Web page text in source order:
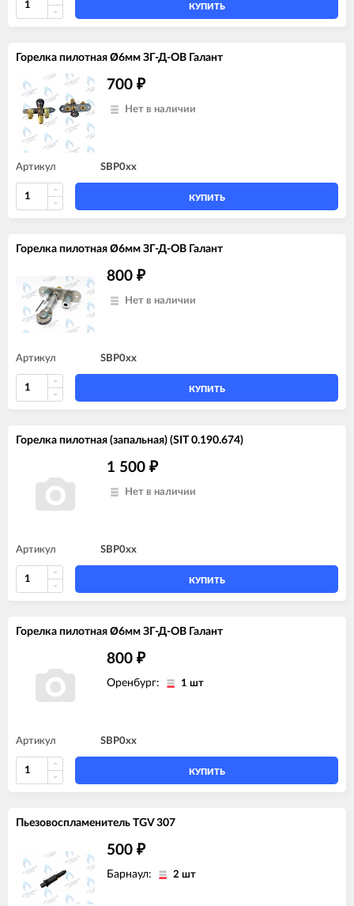
КУПИТЬ
Горелка пилотная Ø6мм ЗГ-Д-ОВ Галант
700 ₽
Нет в наличии
Артикул SBP0xx
КУПИТЬ
Горелка пилотная Ø6мм ЗГ-Д-ОВ Галант
800 ₽
Нет в наличии
Артикул SBP0xx
КУПИТЬ
Горелка пилотная (запальная) (SIT 0.190.674)
1 500 ₽
Нет в наличии
Артикул SBP0xx
КУПИТЬ
Горелка пилотная Ø6мм ЗГ-Д-ОВ Галант
800 ₽
Оренбург: 1 шт
Артикул SBP0xx
КУПИТЬ
Пьезовоспламенитель TGV 307
500 ₽
Барнаул: 2 шт